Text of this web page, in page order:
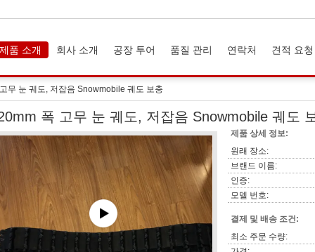
제품 소개 회사 소개 공장 투어 품질 관리 연락처 견적 요청
무 눈 궤도, 저잡음 Snowmobile 궤도 보충
폭 고무 눈 궤도, 저잡음 Snowmobile 궤도
제품 상세 정보:
원래 장소:
브랜드 이름:
인증:
모델 번호:
결제 및 배송 조건:
최소 주문 수량: